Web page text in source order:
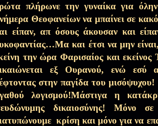
βαθιά(Ξεκινά η Σαρακοστή…)
και
να πλεύσει η Ορθόδοξη ψυχή
πλήρωνε την γυναίκα για
Θεοφανείων να μπαίνει σε
είπαν, απ όσους άκουσαν και
και έτσι να μην
την ώρα Φαρισαίος και
εξ Ουρανού, ενώ εσύ
στην παγίδα του
λογισμού!Μάστιγα η
δικαιοσύνης! Μόνο
κρίση και μόνο για να